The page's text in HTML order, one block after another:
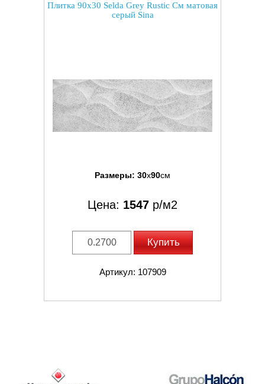
Плитка 90x30 Selda Grey Rustic См матовая
серый Sina
Размеры: 30x90см
Цена: 1547 р/м2
Купить
Артикул: 107909